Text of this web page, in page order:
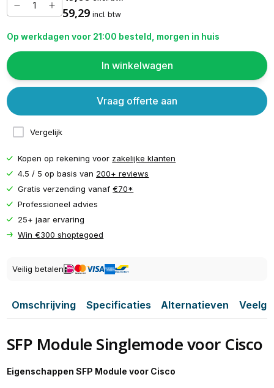
59,29 incl. btw
Op werkdagen voor 21:00 besteld, morgen in huis
In winkelwagen
Vergelijk
Vraag offerte aan
Kopen op rekening voor zakelijke klanten
4.5 / 5 op basis van 200+ reviews
Gratis verzending vanaf€70*
Professioneel advies
25+ jaar ervaring
Win €300 shoptegoed
Veilig betalen
Omschrijving Specificaties Alternatieven
SFP Module Singlemode voor Cisco
Eigenschappen SFP Module voor Cisco